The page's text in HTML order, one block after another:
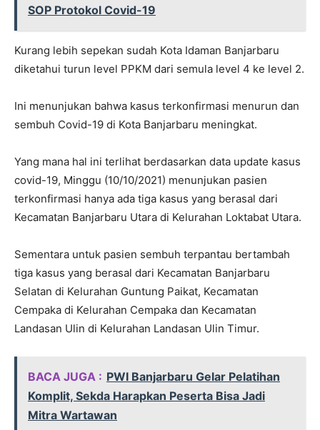
SOP Protokol Covid-19
Kurang lebih sepekan sudah Kota Idaman Banjarbaru
diketahui turun level PPKM dari semula level 4 ke level 2.
Ini menunjukan bahwa kasus terkonfirmasi menurun dan
sembuh Covid-19 di Kota Banjarbaru meningkat.
Yang mana hal ini terlihat berdasarkan data update kasus
covid-19, Minggu (10/10/2021) menunjukan pasien
terkonfirmasi hanya ada tiga kasus yang berasal dari
Kecamatan Banjarbaru Utara di Kelurahan Loktabat Utara.
Sementara untuk pasien sembuh terpantau bertambah
tiga kasus yang berasal dari Kecamatan Banjarbaru
Selatan di Kelurahan Guntung Paikat, Kecamatan
Cempaka di Kelurahan Cempaka dan Kecamatan
Landasan Ulin di Kelurahan Landasan Ulin Timur.
BACA JUGA : PWI Banjarbaru Gelar Pelatihan
Komplit, Sekda Harapkan Peserta Bisa Jadi
Mitra Wartawan